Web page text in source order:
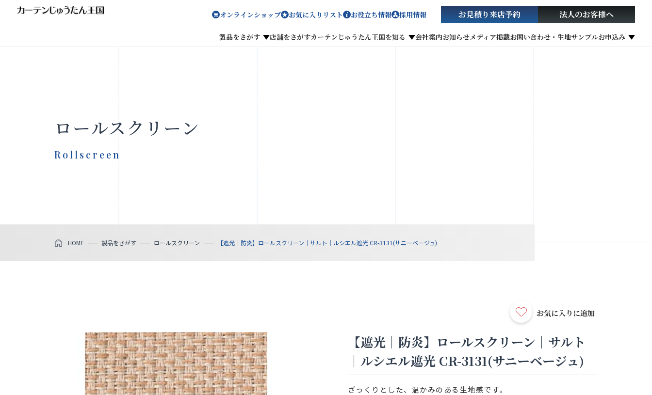
オンラインショップ お気に入りリスト お役立ち情報 採用情報
製品をさがす 店舗をさがすカーテンじゅうたん王国を知る 会社案内お知らせメディア掲載お問い合わせ・生地サンプルお申込み
お見積り来店予約 法人のお客様へ
製品をさがす
ロールスクリーン
Rollscreen
HOME 製品をさがす ロールスクリーン 【遮光｜防炎】ロールスクリーン｜サルト｜ルシエル遮光 CR-3131(サニーベージュ)
お気に入りに追加
【遮光｜防炎】ロールスクリーン｜サルト
｜ルシエル遮光 CR-3131(サニーベージュ)
ざっくりとした、温かみのある生地感です。